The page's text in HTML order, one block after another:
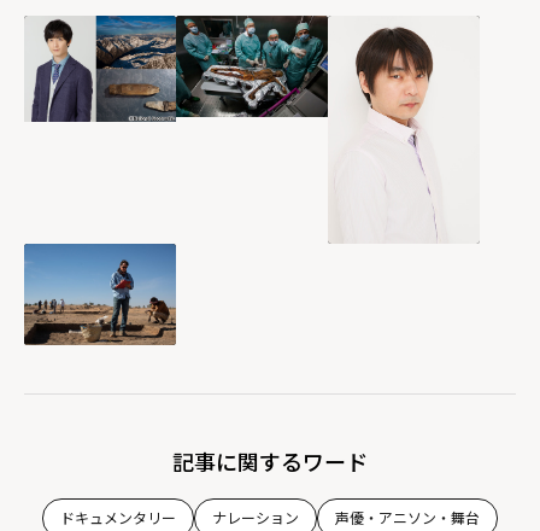
記事に関するワード
ドキュメンタリー ナレーション 声優・アニソン・舞台